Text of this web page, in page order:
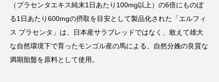
（プラセンタエキス純末1日あたり100mg以上）の6倍にものぼ
る1日あたり600mgの摂取を目安として製品化された「エルフィ
ス プラセンタ」は、日本産サラブレッドではなく、敢えて雄大
な自然環境下で育ったモンゴル産の馬による、自然分娩の良質な
満期胎盤を原料として使用。